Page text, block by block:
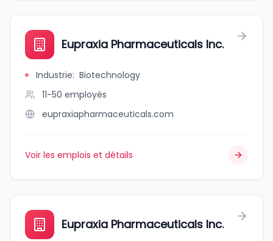
Eupraxia Pharmaceuticals Inc.
Industrie: Biotechnology
11-50 employés
eupraxiapharmaceuticals.com
Voir les emplois et détails
Eupraxia Pharmaceuticals Inc.